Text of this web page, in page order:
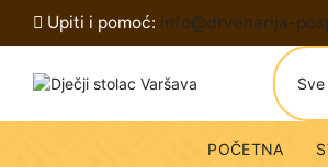
Upiti i pomoć: info@drvenarija-
POČETNA